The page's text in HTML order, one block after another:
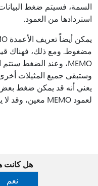
السمة، فسيتم ضغط
استردادها من العمود.
مضغوط. ومع ذلك، فهناك
يعني أنه قد يمكن ضغط بعض
لعمود MEMO معين، وقد لا يمكن ضغط بعض البيانات.
هل كانت
نعم